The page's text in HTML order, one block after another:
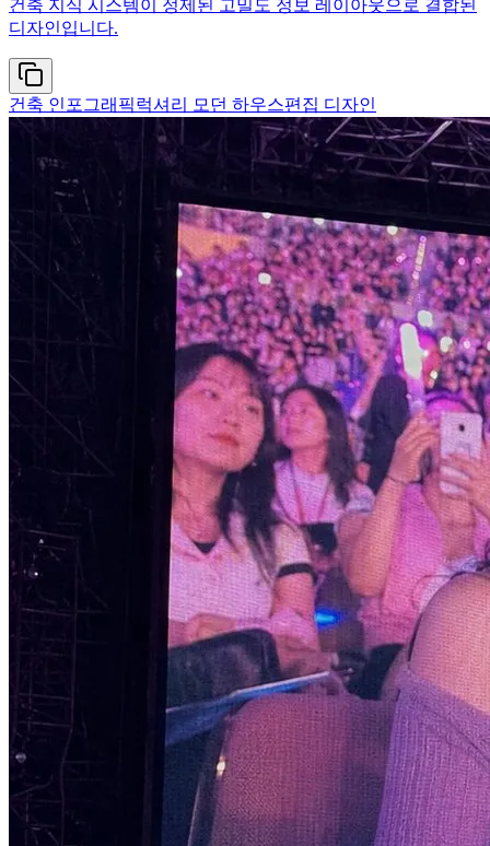
건축 지식 시스템이 정제된 고밀도 정보 레이아웃으로 결합된
디자인입니다.
건축 인포그래픽럭셔리 모던 하우스편집 디자인